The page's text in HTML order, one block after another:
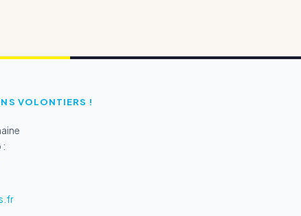
VOLONTIERS !
: